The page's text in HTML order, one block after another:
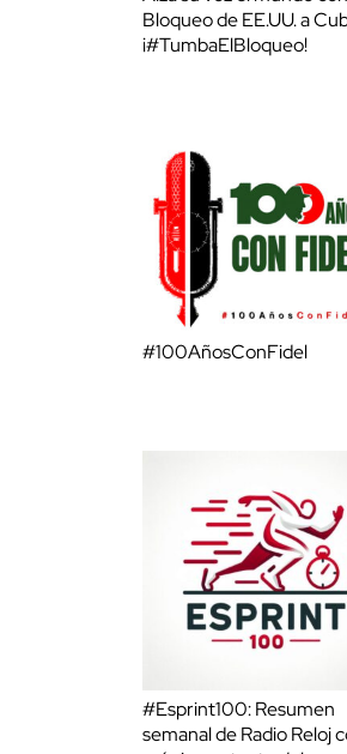
Bloqueo de EE.UU. a
¡#TumbaElBloqueo!
#100AñosConFidel
#Esprint100: Resumen
semanal de Radio Reloj